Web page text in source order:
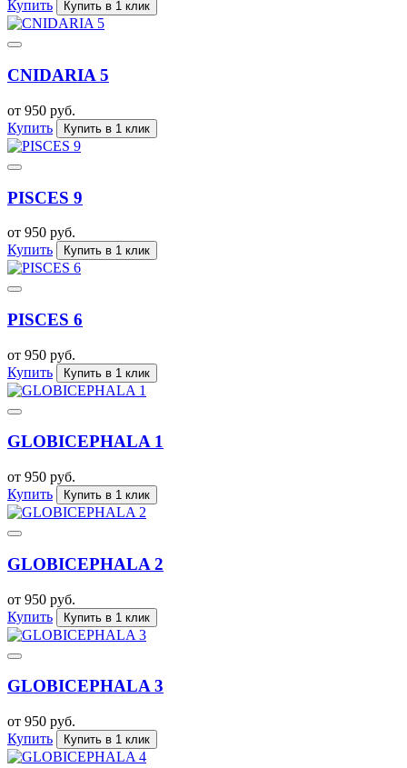
Купить
Купить в 1 клик
CNIDARIA 5
от 950 руб.
Купить
Купить в 1 клик
PISCES 9
от 950 руб.
Купить
Купить в 1 клик
PISCES 6
от 950 руб.
Купить
Купить в 1 клик
GLOBICEPHALA 1
от 950 руб.
Купить
Купить в 1 клик
GLOBICEPHALA 2
от 950 руб.
Купить
Купить в 1 клик
GLOBICEPHALA 3
от 950 руб.
Купить
Купить в 1 клик